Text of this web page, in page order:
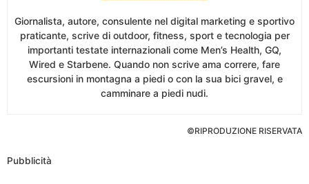
Giornalista, autore, consulente nel digital marketing e sportivo
praticante, scrive di outdoor, fitness, sport e tecnologia per
importanti testate internazionali come Men’s Health, GQ,
Wired e Starbene. Quando non scrive ama correre, fare
escursioni in montagna a piedi o con la sua bici gravel, e
camminare a piedi nudi.
©RIPRODUZIONE RISERVATA
Pubblicità